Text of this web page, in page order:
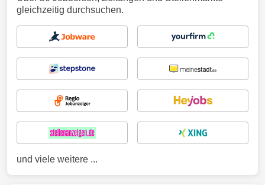
gleichzeitig durchsuchen.
und viele weitere ...